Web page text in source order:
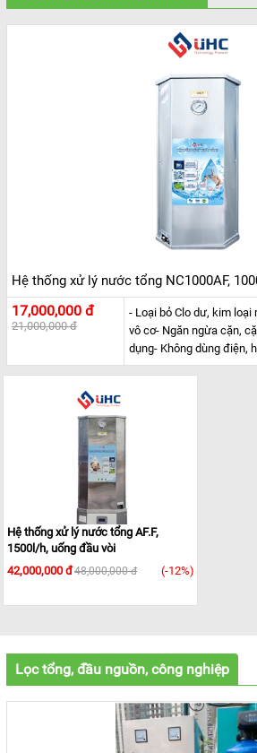
Hệ thống xử lý nước tổng NC1000AF,
17,000,000 đ
21,000,000 đ
- Loại bỏ Clo dư, kim loại
vô cơ- Ngăn ngừa cặn,
dụng- Không dùng điện,
áp lực sẵn có- Vật liệu
Hệ thống xử lý nước tổng AF.F,
1500l/h, uống đầu vòi
42,000,000 đ48,000,000 đ (-12%)
Lọc tổng, đầu nguồn, công nghiệp